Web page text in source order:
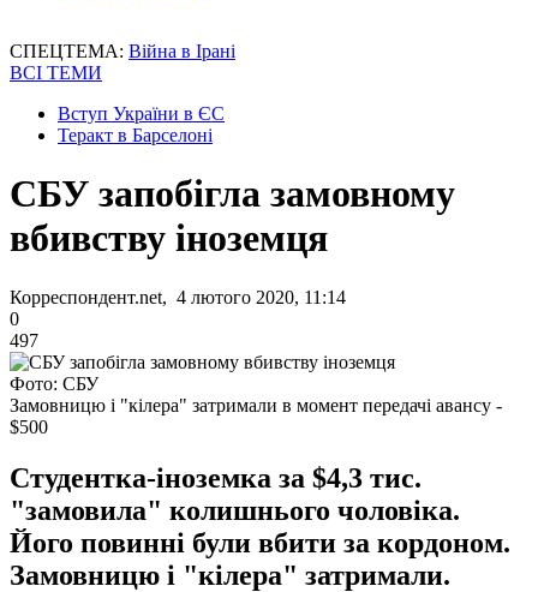
СПЕЦТЕМА: Війна в Ірані
ВСІ ТЕМИ
Вступ України в ЄС
Теракт в Барселоні
СБУ запобігла замовному
вбивству іноземця
Корреспондент.net, 4 лютого 2020, 11:14
0
497
Фото: СБУ
Замовницю і "кілера" затримали в момент передачі авансу -
$500
Студентка-іноземка за $4,3 тис.
"замовила" колишнього чоловіка.
Його повинні були вбити за кордоном.
Замовницю і "кілера" затримали.